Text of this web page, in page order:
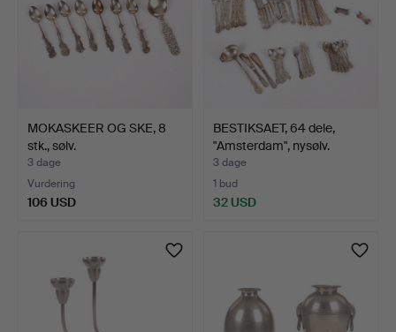
Kalmar
MOKASKEER OG SKE, 8
stk., sølv.
3 dage
Vurdering
106 USD
BESTIKSAET, 64 dele,
"Amsterdam", nysølv.
3 dage
1 bud
32 USD